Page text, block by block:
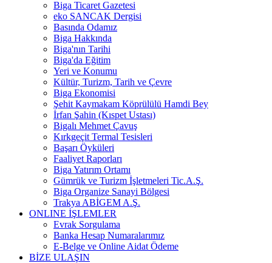
Biga Ticaret Gazetesi
eko SANCAK Dergisi
Basında Odamız
Biga Hakkında
Biga'nın Tarihi
Biga'da Eğitim
Yeri ve Konumu
Kültür, Turizm, Tarih ve Çevre
Biga Ekonomisi
Şehit Kaymakam Köprülülü Hamdi Bey
İrfan Şahin (Kıspet Ustası)
Bigalı Mehmet Çavuş
Kırkgeçit Termal Tesisleri
Başarı Öyküleri
Faaliyet Raporları
Biga Yatırım Ortamı
Gümrük ve Turizm İşletmeleri Tic.A.Ş.
Biga Organize Sanayi Bölgesi
Trakya ABİGEM A.Ş.
ONLINE İŞLEMLER
Evrak Sorgulama
Banka Hesap Numaralarımız
E-Belge ve Online Aidat Ödeme
BİZE ULAŞIN